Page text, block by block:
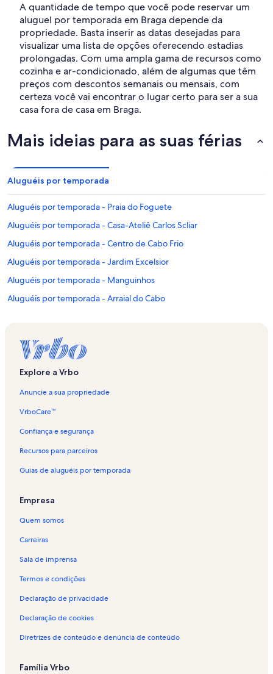
A quantidade de tempo que você pode reservar um
aluguel por temporada em Braga depende da
propriedade. Basta inserir as datas desejadas para
visualizar uma lista de opções oferecendo estadias
prolongadas. Com uma ampla gama de recursos como
cozinha e ar-condicionado, além de algumas que têm
preços com descontos semanais ou mensais, com
certeza você vai encontrar o lugar certo para ser a sua
casa fora de casa em Braga.
Mais ideias para as suas férias
Aluguéis por temporada
Aluguéis por temporada - Praia do Foguete
Aluguéis por temporada - Casa-Ateliê Carlos Scliar
Aluguéis por temporada - Centro de Cabo Frio
Aluguéis por temporada - Jardim Excelsior
Aluguéis por temporada - Manguinhos
Aluguéis por temporada - Arraial do Cabo
Aluguéis por temporada - Algodoal
Aluguéis por temporada - Gamboa
Aluguéis por temporada - Búzios
Aluguéis por temporada - Vila Nova
Aluguéis por temporada - Jardim Flamboyant
Aluguéis por temporada - Peró
Aluguéis por temporada - Estádio Municipal Alair Corrêa
Aluguéis por temporada - Prainha
Aluguéis por temporada - Parque Central
Aluguéis por temporada - Canal
Aluguéis por temporada - Jardim Olinda
Explore a Vrbo
Anuncie a sua propriedade
VrboCare™
Confiança e segurança
Recursos para parceiros
Guias de aluguéis por temporada
Empresa
Quem somos
Carreiras
Sala de imprensa
Termos e condições
Declaração de privacidade
Declaração de cookies
Diretrizes de conteúdo e denúncia de conteúdo
Família Vrbo